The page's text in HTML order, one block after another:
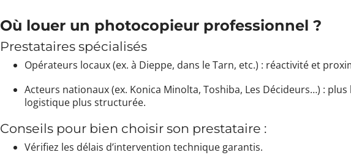
Où louer un photocopieur professionnel ?
Prestataires spécialisés
Opérateurs locaux (ex. à Dieppe, dans le Tarn, etc.) : réactivité et
Acteurs nationaux (ex. Konica Minolta, Toshiba, Les Décideurs…) :
logistique plus structurée.
Conseils pour bien choisir son prestataire :
Vérifiez les délais d’intervention technique garantis.